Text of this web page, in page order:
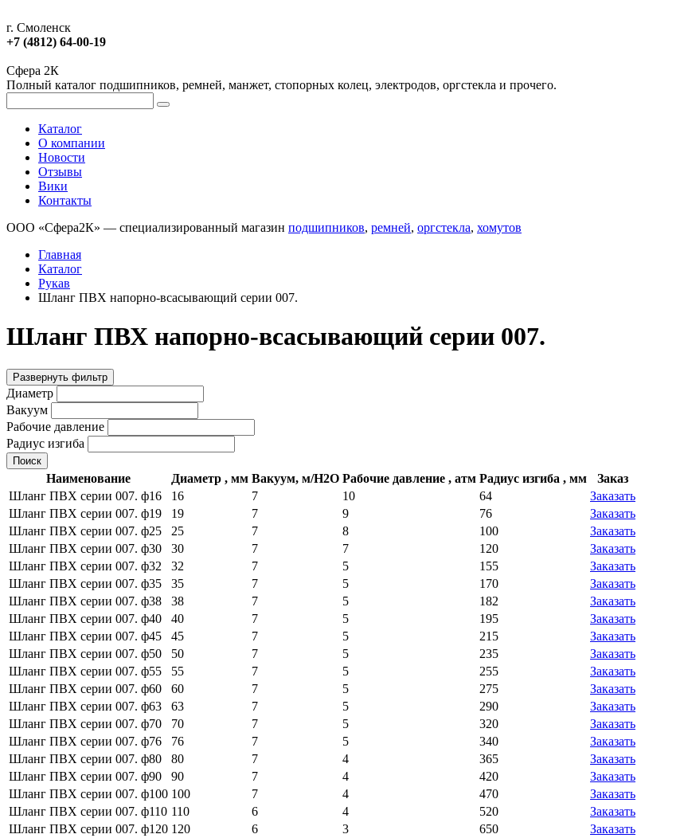
г. Смоленск
+7 (4812) 64-00-19
Сфера 2К
Полный каталог подшипников, ремней, манжет, стопорных колец, электродов, оргстекла и прочего.
Каталог
О компании
Новости
Отзывы
Вики
Контакты
ООО «Сфера2К» — специализированный магазин подшипников, ремней, оргстекла, хомутов
Главная
Каталог
Рукав
Шланг ПВХ напорно-всасывающий серии 007.
Шланг ПВХ напорно-всасывающий серии 007.
Развернуть фильтр
Диаметр
Вaкуум
Рабочие давление
Радиус изгиба
Поиск
Наименование Диаметр , мм Вaкуум, м/H2O Рабочие давление , атм Радиус изгиба , мм
Заказ
Шланг ПВХ серии 007. ф16
16 7 10 64
Заказать
Шланг ПВХ серии 007. ф19
19 7 9 76
Заказать
Шланг ПВХ серии 007. ф25
25 7 8 100
Заказать
Шланг ПВХ серии 007. ф30
30 7 7 120
Заказать
Шланг ПВХ серии 007. ф32
32 7 5 155
Заказать
Шланг ПВХ серии 007. ф35
35 7 5 170
Заказать
Шланг ПВХ серии 007. ф38
38 7 5 182
Заказать
Шланг ПВХ серии 007. ф40
40 7 5 195
Заказать
Шланг ПВХ серии 007. ф45
45 7 5 215
Заказать
Шланг ПВХ серии 007. ф50
50 7 5 235
Заказать
Шланг ПВХ серии 007. ф55
55 7 5 255
Заказать
Шланг ПВХ серии 007. ф60
60 7 5 275
Заказать
Шланг ПВХ серии 007. ф63
63 7 5 290
Заказать
Шланг ПВХ серии 007. ф70
70 7 5 320
Заказать
Шланг ПВХ серии 007. ф76
76 7 5 340
Заказать
Шланг ПВХ серии 007. ф80
80 7 4 365
Заказать
Шланг ПВХ серии 007. ф90
90 7 4 420
Заказать
Шланг ПВХ серии 007. ф100 100 7 4 470
Заказать
Шланг ПВХ серии 007. ф110 110 6 4 520
Заказать
Шланг ПВХ серии 007. ф120 120 6 3 650
Заказать